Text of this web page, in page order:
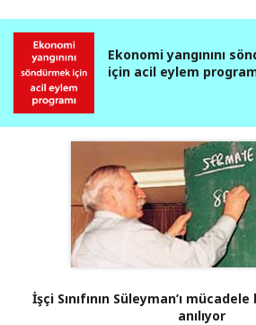
Ekonomi yangınını
için acil eylem
İşçi Sınıfının Süleyman’ı
anılıyor